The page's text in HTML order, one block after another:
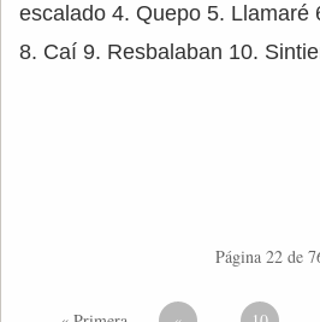
escalado 4. Quepo 5. Llamaré
8. Caí 9. Resbalaban 10.
Página 22 de